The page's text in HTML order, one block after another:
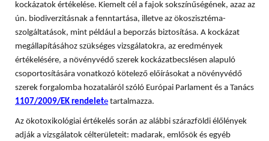
kockázatok értékelése. Kiemelt cél a fajok sokszínűségének, azaz az
ún. biodiverzitásnak a fenntartása, illetve az ökoszisztéma-
szolgáltatások, mint például a beporzás biztosítása. A kockázat
megállapításához szükséges vizsgálatokra, az eredmények
értékelésére, a növényvédő szerek kockázatbecslésen alapuló
csoportosítására vonatkozó kötelező előírásokat a növényvédő
szerek forgalomba hozataláról szóló Európai Parlament és a Tanács
1107/2009/EK rendelete tartalmazza.
Az ökotoxikológiai értékelés során az alábbi szárazföldi élőlények
adják a vizsgálatok célterületeit: madarak, emlősök és egyéb